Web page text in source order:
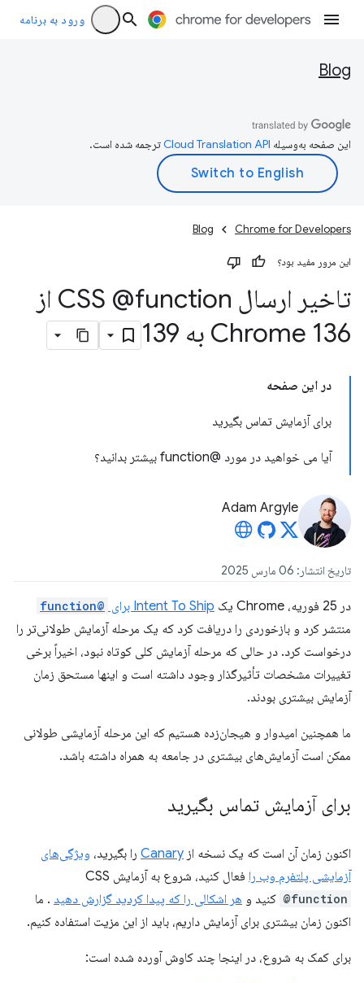
ورود به برنامه
Blog
این صفحه به‌وسیله ترجمه شده است.
Chrome for Developers
Blog
این مرور مفید بود؟
تاخیر ارسال CSS @function از
Chrome 136 به 139
در این صفحه
برای آزمایش تماس بگیرید
آیا می خواهید در مورد @function بیشتر بدانید؟
Adam Argyle
تاریخ انتشار: 06 مارس 2025
در 25 فوریه، Chrome یک Intent To Ship برای @function
منتشر کرد و بازخوردی را دریافت کرد که یک مرحله آزمایش طولانی‌تر را
درخواست کرد. در حالی که مرحله آزمایش کلی کوتاه نبود، اخیراً برخی
تغییرات مشخصات تأثیرگذار وجود داشته است و اینها مستحق زمان
آزمایش بیشتری بودند.
ما همچنین امیدوار و هیجان‌زده هستیم که این مرحله آزمایشی طولانی
ممکن است آزمایش‌های بیشتری در جامعه به همراه داشته باشد.
برای آزمایش تماس بگیرید
اکنون زمان آن است که یک نسخه از Canary را بگیرید، ویژگی‌های
آزمایشی پلتفرم وب را فعال کنید، شروع به آزمایش CSS
@function کنید و هر اشکالی را که پیدا کردید گزارش دهید . ما
اکنون زمان بیشتری برای آزمایش داریم، باید از این مزیت استفاده کنیم.
برای کمک به شروع، در اینجا چند کاوش آورده شده است: